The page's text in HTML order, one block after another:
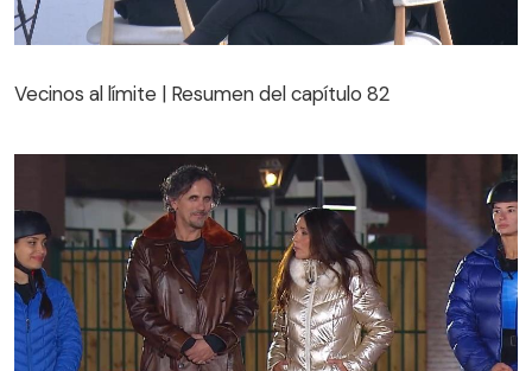
Vecinos al límite | Resumen del capítulo 82